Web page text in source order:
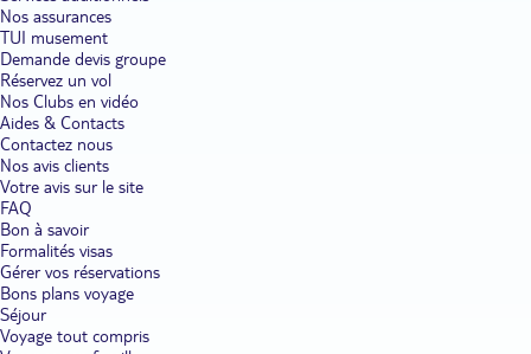
Nos assurances
TUI musement
Demande devis groupe
Réservez un vol
Nos Clubs en vidéo
Aides & Contacts
Contactez nous
Nos avis clients
Votre avis sur le site
FAQ
Bon à savoir
Formalités visas
Gérer vos réservations
Bons plans voyage
Séjour
Voyage tout compris